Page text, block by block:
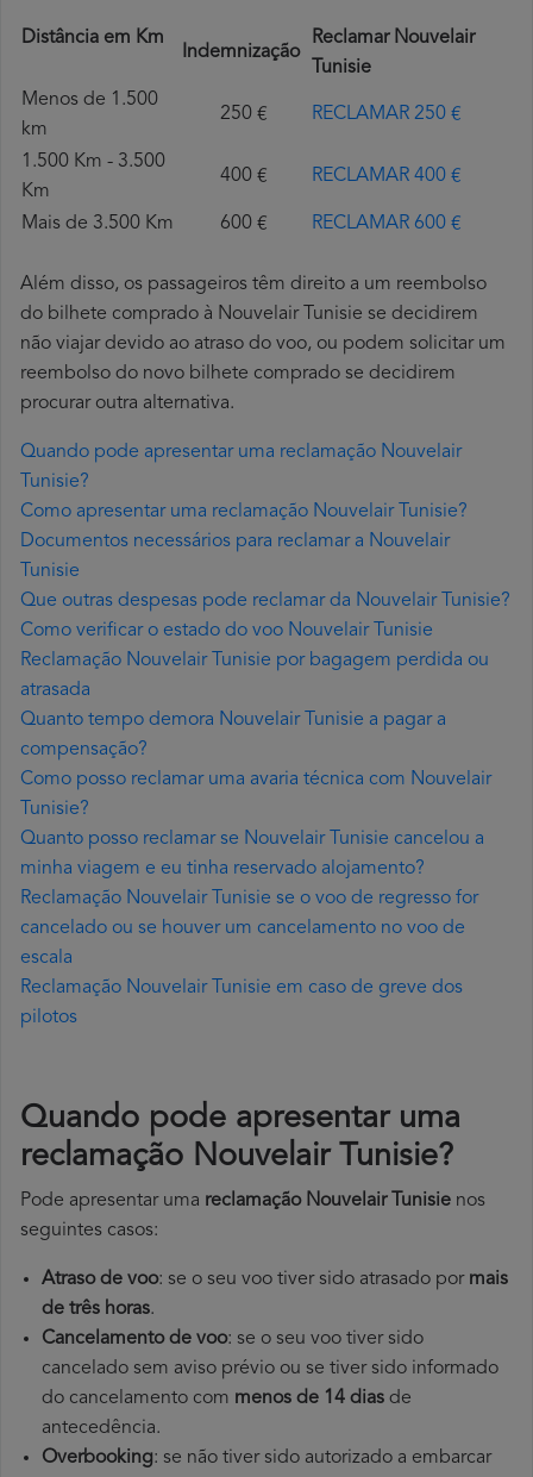
Distância em Km
Indemnização
Reclamar Nouvelair
Tunisie
Menos de 1.500
km
250 € RECLAMAR 250 €
1.500 Km - 3.500
Km
400 € RECLAMAR 400 €
Mais de 3.500 Km 600 € RECLAMAR 600 €
Além disso, os passageiros têm direito a um reembolso
do bilhete comprado à Nouvelair Tunisie se decidirem
não viajar devido ao atraso do voo, ou podem solicitar um
reembolso do novo bilhete comprado se decidirem
procurar outra alternativa.
Quando pode apresentar uma reclamação Nouvelair
Tunisie?
Como apresentar uma reclamação Nouvelair Tunisie?
Documentos necessários para reclamar a Nouvelair
Tunisie
Que outras despesas pode reclamar da Nouvelair Tunisie?
Como verificar o estado do voo Nouvelair Tunisie
Reclamação Nouvelair Tunisie por bagagem perdida ou
atrasada
Quanto tempo demora Nouvelair Tunisie a pagar a
compensação?
Como posso reclamar uma avaria técnica com Nouvelair
Tunisie?
Quanto posso reclamar se Nouvelair Tunisie cancelou a
minha viagem e eu tinha reservado alojamento?
Reclamação Nouvelair Tunisie se o voo de regresso for
cancelado ou se houver um cancelamento no voo de
escala
Reclamação Nouvelair Tunisie em caso de greve dos
pilotos
Quando pode apresentar uma
reclamação Nouvelair Tunisie?
Pode apresentar uma reclamação Nouvelair Tunisie nos
seguintes casos:
Atraso de voo: se o seu voo tiver sido atrasado por mais
de três horas.
Cancelamento de voo: se o seu voo tiver sido
cancelado sem aviso prévio ou se tiver sido informado
do cancelamento com menos de 14 dias de
antecedência.
Overbooking: se não tiver sido autorizado a embarcar